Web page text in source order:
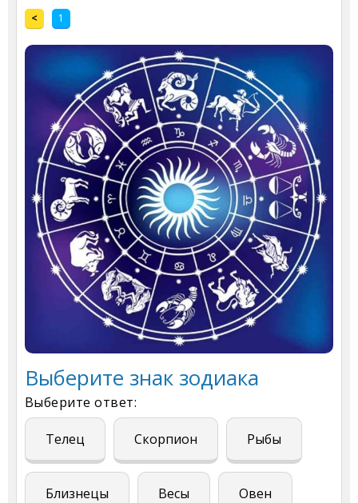
< 1
Выберите знак зодиака
Выберите ответ:
Телец Скорпион Рыбы
Близнецы Весы Овен